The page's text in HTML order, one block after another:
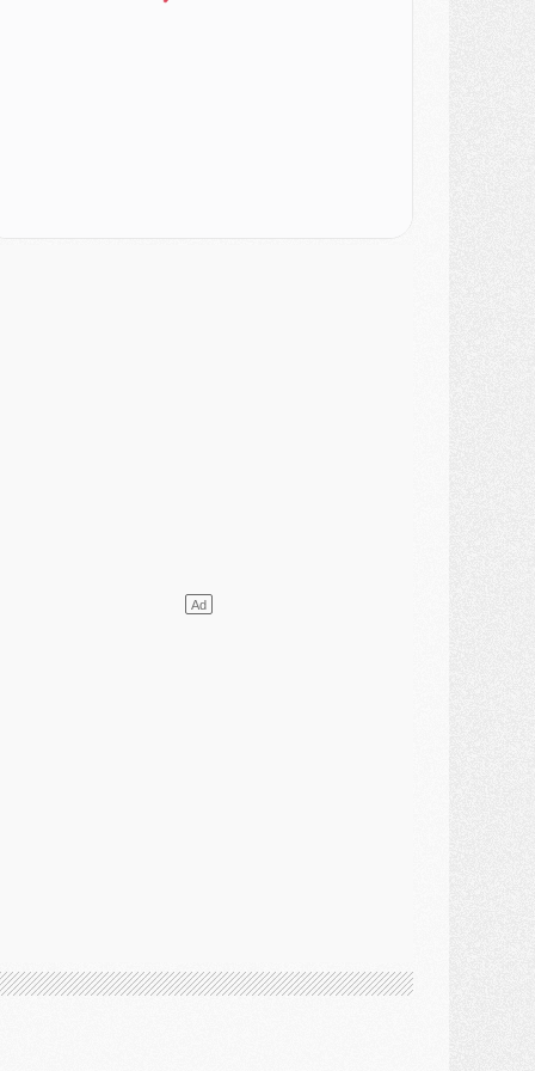
- Gros coup dur pour Aston Villa avant de croiser le PSG
- Guéla Doué dans les listes du PSG